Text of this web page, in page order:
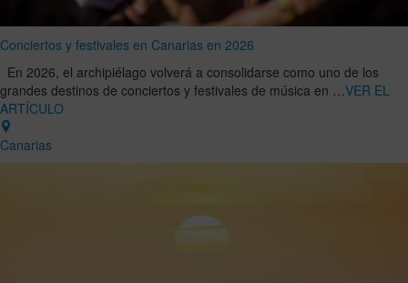
Conciertos y festivales en Canarias en 2026
En 2026, el archipiélago volverá a consolidarse como uno de los
grandes destinos de conciertos y festivales de música en …VER EL
ARTÍCULO
Canarias